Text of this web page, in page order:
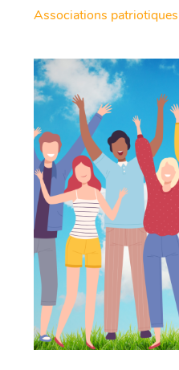
Associations patriotiques